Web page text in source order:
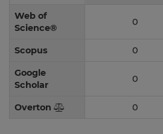
Web of
Science®
0
Scopus 0
Google
Scholar
0
Overton 0